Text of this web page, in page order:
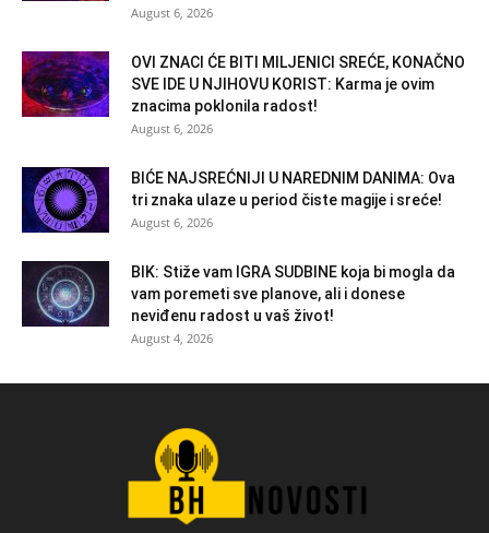
August 6, 2026
OVI ZNACI ĆE BITI MILJENICI SREĆE, KONAČNO
SVE IDE U NJIHOVU KORIST: Karma je ovim
znacima poklonila radost!
August 6, 2026
BIĆE NAJSREĆNIJI U NAREDNIM DANIMA: Ova
tri znaka ulaze u period čiste magije i sreće!
August 6, 2026
BIK: Stiže vam IGRA SUDBINE koja bi mogla da
vam poremeti sve planove, ali i donese
neviđenu radost u vaš život!
August 4, 2026